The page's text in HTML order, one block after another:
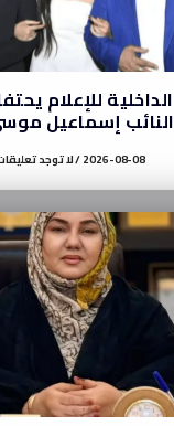
للإعلام
إسماعيل
2026-08-08 لا توجد تعليقات